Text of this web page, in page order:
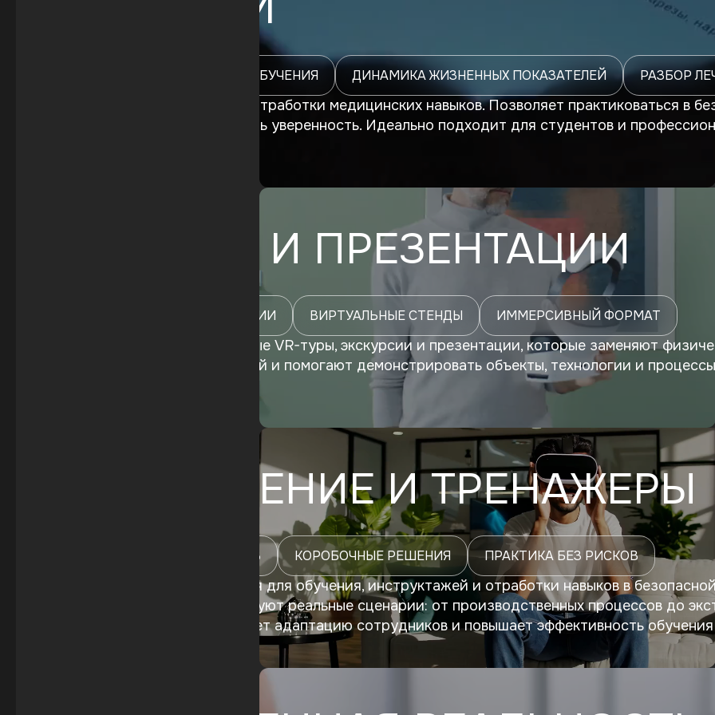
КОНТРОЛЬ И НАСТРОЙКА ОБУЧЕНИЯ ДИНАМИКА ЖИЗНЕННЫХ ПОКАЗАТЕЛЕЙ РАЗБОР
Уникальный тренажер для отработки медицинских навыков. Позволяет практиковаться в
улучшать навыки и повышать уверенность. Идеально подходит для студентов и
VR-ТУРЫ И ПРЕЗЕНТАЦИИ
ИНТЕРАКТИВНЫЕ ЭКСКУРСИИ ВИРТУАЛЬНЫЕ СТЕНДЫ ИММЕРСИВНЫЙ ФОРМАТ
Разрабатываем иммерсивные VR-туры, экскурсии и презентации, которые заменяют
ускоряют принятие решений и помогают демонстрировать объекты, технологии и
VR-ОБУЧЕНИЕ И ТРЕНАЖЕРЫ
ОНБОРДИНГ СОТРУДНИКОВ КОРОБОЧНЫЕ РЕШЕНИЯ ПРАКТИКА БЕЗ РИСКОВ
Разрабатываем VR-решения для обучения, инструктажей и отработки навыков в
среде. Тренажёры моделируют реальные сценарии: от производственных процессов до
Это снижает риски, ускоряет адаптацию сотрудников и повышает эффективность обучения